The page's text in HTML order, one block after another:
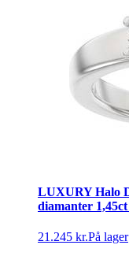
LUXURY Halo
diamanter
21.245 kr.På lager